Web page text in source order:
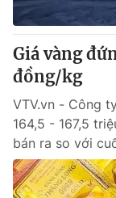
Cơ quan báo chí:
Giấy phép hoạt
cấp ngày 29/12/
Tổng Biên tập:
Phó Tổng Biên tập:
Nguyễn Trọng Ninh
Tổng đài VTV:
Ðiện thoại Thời
Email:
Giá vàng
đồng/kg
VTV.vn - Công
164,5 - 167,5
bán ra so với